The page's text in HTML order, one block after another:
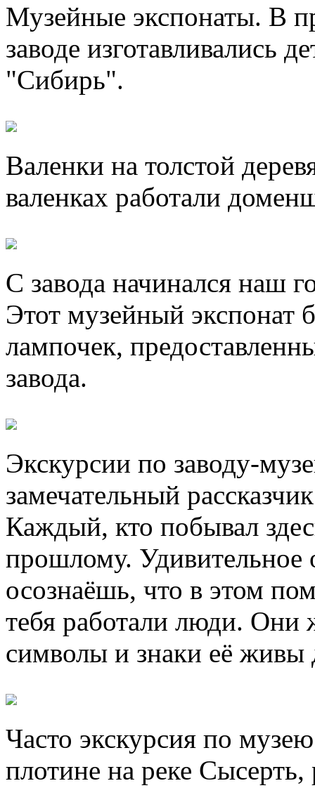
Музейные экспонаты. В
заводе изготавливались
"Сибирь".
Валенки на толстой
валенках работали
С завода начинался наш
Этот музейный экспонат
лампочек,
завода.
Экскурсии по заводу-
замечательный
Каждый, кто побывал
прошлому.
осознаёшь, что в этом
тебя работали люди. Они
символы и знаки её живы
Часто экскурсия по
плотине на реке